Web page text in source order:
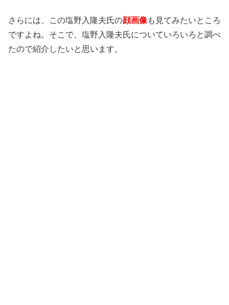
さらには、この塩野入隆夫氏の顔画像 も見てみたいところ
ですよね。そこで、塩野入隆夫氏についていろいろと調べ
たので紹介したいと思います。